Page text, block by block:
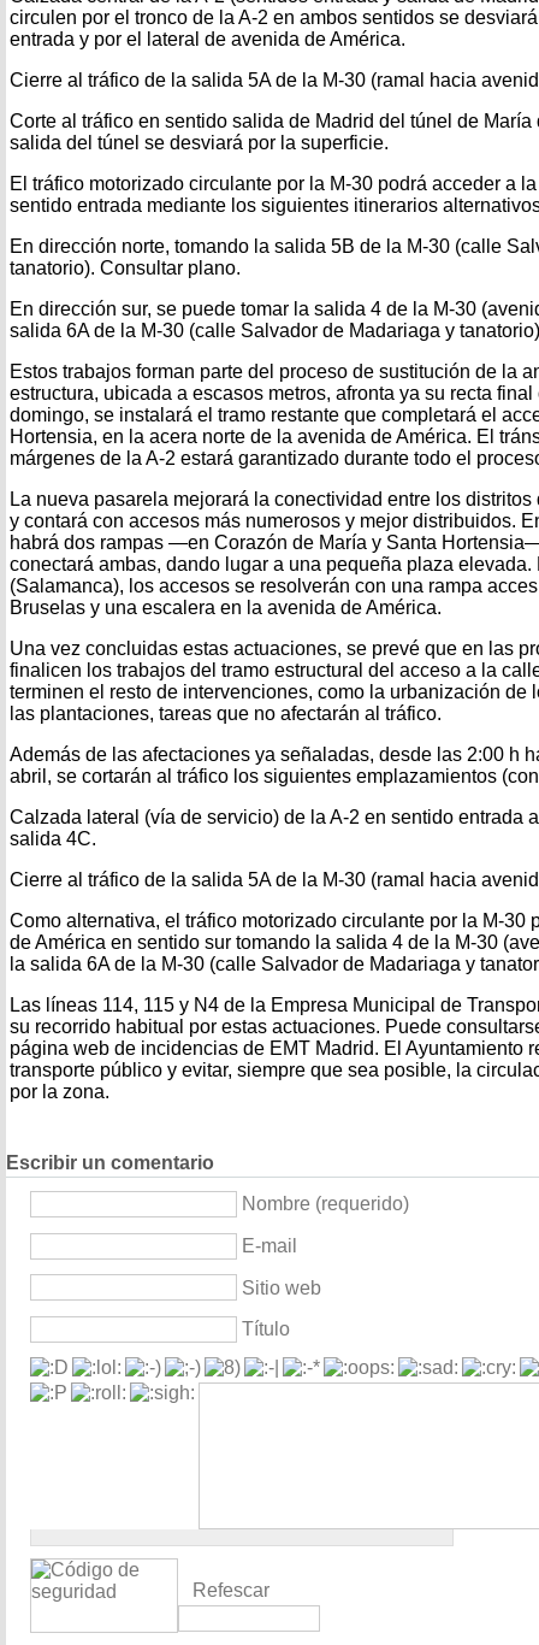
circulen por el tronco de la A-2 en ambos sentidos se
entrada y por el lateral de avenida de América.
Cierre al tráfico de la salida 5A de la M-30 (ramal hacia
Corte al tráfico en sentido salida de Madrid del túnel de
salida del túnel se desviará por la superficie.
El tráfico motorizado circulante por la M-30 podrá acceder a
sentido entrada mediante los siguientes itinerarios
En dirección norte, tomando la salida 5B de la M-30 (calle
tanatorio). Consultar plano.
En dirección sur, se puede tomar la salida 4 de la M-30
salida 6A de la M-30 (calle Salvador de Madariaga y
Estos trabajos forman parte del proceso de sustitución de la
estructura, ubicada a escasos metros, afronta ya su recta
domingo, se instalará el tramo restante que completará el
Hortensia, en la acera norte de la avenida de América. El
márgenes de la A-2 estará garantizado durante todo el
La nueva pasarela mejorará la conectividad entre los
y contará con accesos más numerosos y mejor distribuidos.
habrá dos rampas —en Corazón de María y Santa
conectará ambas, dando lugar a una pequeña plaza elevada.
(Salamanca), los accesos se resolverán con una rampa
Bruselas y una escalera en la avenida de América.
Una vez concluidas estas actuaciones, se prevé que en las
finalicen los trabajos del tramo estructural del acceso a la
terminen el resto de intervenciones, como la urbanización de
las plantaciones, tareas que no afectarán al tráfico.
Además de las afectaciones ya señaladas, desde las 2:00 h
abril, se cortarán al tráfico los siguientes emplazamientos
Calzada lateral (vía de servicio) de la A-2 en sentido entrada
salida 4C.
Cierre al tráfico de la salida 5A de la M-30 (ramal hacia
Como alternativa, el tráfico motorizado circulante por la M-30
de América en sentido sur tomando la salida 4 de la M-30
la salida 6A de la M-30 (calle Salvador de Madariaga y
Las líneas 114, 115 y N4 de la Empresa Municipal de
su recorrido habitual por estas actuaciones. Puede
página web de incidencias de EMT Madrid. El Ayuntamiento
transporte público y evitar, siempre que sea posible, la
por la zona.
Escribir un comentario
Nombre (requerido)
E-mail
Sitio web
Título
Refescar